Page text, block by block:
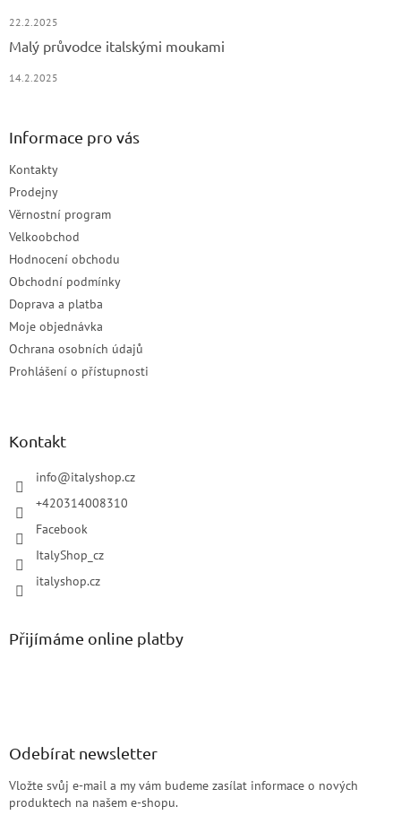
22.2.2025
Malý průvodce italskými moukami
14.2.2025
Informace pro vás
Kontakty
Prodejny
Věrnostní program
Velkoobchod
Hodnocení obchodu
Obchodní podmínky
Doprava a platba
Moje objednávka
Ochrana osobních údajů
Prohlášení o přístupnosti
Kontakt
info@italyshop.cz
+420314008310
Facebook
ItalyShop_cz
italyshop.cz
Přijímáme online platby
Odebírat newsletter
Vložte svůj e-mail a my vám budeme zasílat informace o nových
produktech na našem e-shopu.